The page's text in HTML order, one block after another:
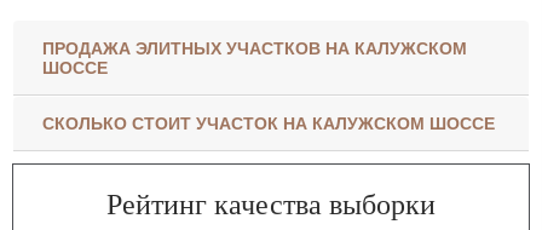
ПРОДАЖА ЭЛИТНЫХ УЧАСТКОВ НА КАЛУЖСКОМ
ШОССЕ
СКОЛЬКО СТОИТ УЧАСТОК НА КАЛУЖСКОМ ШОССЕ
Рейтинг качества выборки